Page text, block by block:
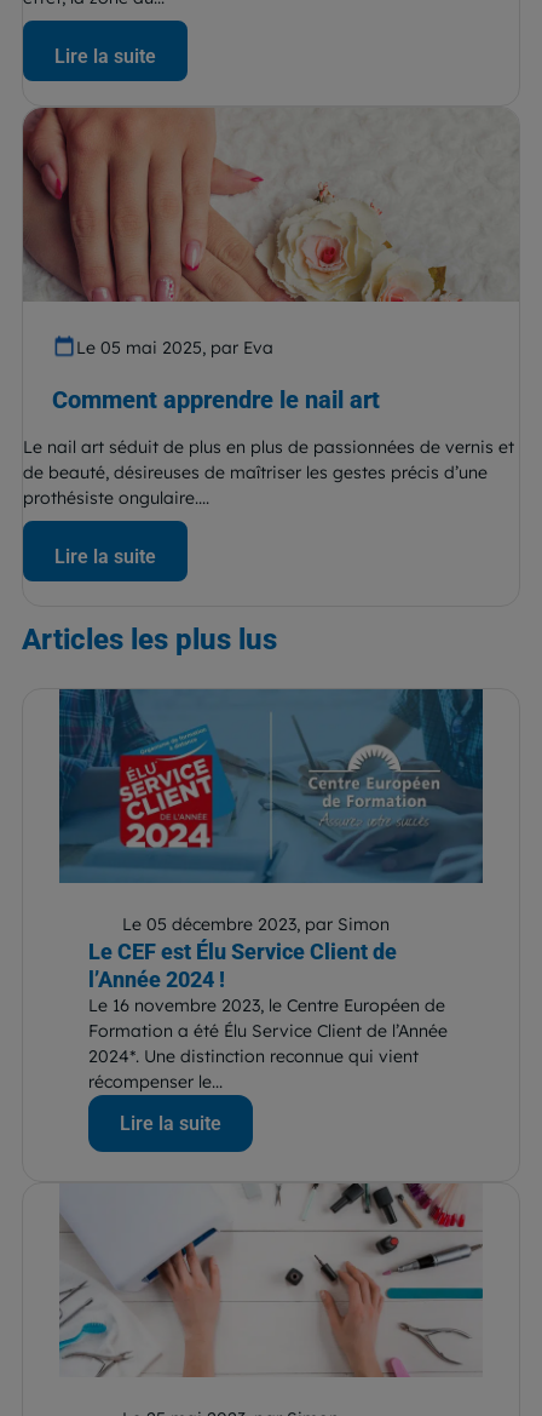
Lire la suite
Le 05 mai 2025, par Eva
Comment apprendre le nail art
Le nail art séduit de plus en plus de passionnées de vernis et
de beauté, désireuses de maîtriser les gestes précis d’une
prothésiste ongulaire....
Lire la suite
Articles les plus lus
Le 05 décembre 2023, par Simon
Le CEF est Élu Service Client de
l’Année 2024 !
Le 16 novembre 2023, le Centre Européen de
Formation a été Élu Service Client de l’Année
2024*. Une distinction reconnue qui vient
récompenser le...
Lire la suite